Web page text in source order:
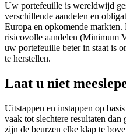
Uw portefeuille is wereldwijd
verschillende aandelen en
Europa en opkomende
risicovolle aandelen (Minimum
uw portefeuille beter in staat is
te herstellen.
Laat u niet
Uitstappen en instappen op
vaak tot slechtere resultaten
zijn de beurzen elke klap te